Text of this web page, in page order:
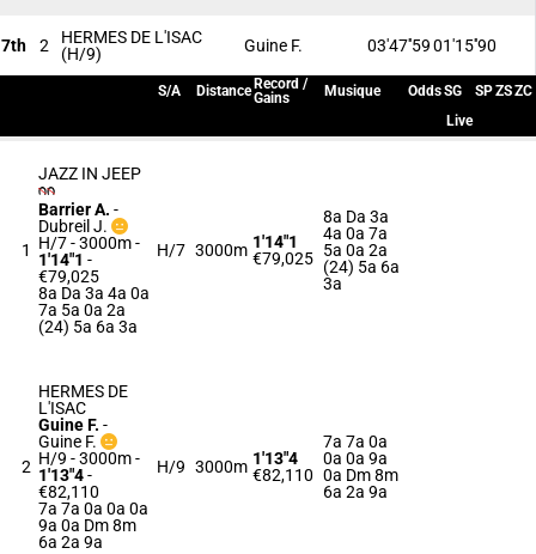
7th 2
HERMES DE L'ISAC
(H/9)
Guine F. 03'47''5901'15''90
S/A Distance Record /
Gains
Musique OddsSG SPZSZC
Live
1
JAZZ IN JEEP
Barrier A. -
Dubreil J.
H/7 - 3000m-
1'14"1 -
€79,025
8a Da 3a 4a 0a
7a 5a 0a 2a
(24) 5a 6a 3a
H/7 3000m 1'14"1
€79,025
8a Da 3a
4a 0a 7a
5a 0a 2a
(24) 5a 6a
3a
2
HERMES DE
L'ISAC
Guine F. -
Guine F.
H/9 - 3000m-
1'13"4-
€82,110
7a 7a 0a 0a 0a
9a 0a Dm 8m
6a 2a 9a
H/9 3000m 1'13"4
€82,110
7a 7a 0a
0a 0a 9a
0a Dm 8m
6a 2a 9a